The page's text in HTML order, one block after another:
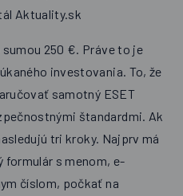
Aktuality.sk
250 €. Práve to je
investovania. To, že
samotný ESET
štandardmi. Ak
tri kroky. Najprv má
s menom, e-
číslom, počkať na